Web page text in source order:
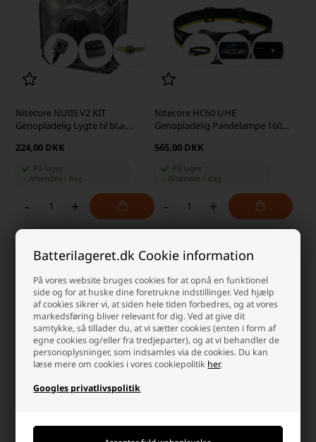
Batterilageret.dk Cookie information
På vores website bruges cookies for at opnå en funktionel
side og for at huske dine foretrukne indstillinger. Ved hjælp
af cookies sikrer vi, at siden hele tiden forbedres, og at vores
markedsføring bliver relevant for dig. Ved at give dit
samtykke, så tillader du, at vi sætter cookies (enten i form af
egne cookies og/eller fra tredjeparter), og at vi behandler de
personoplysninger, som indsamles via de cookies. Du kan
læse mere om cookies i vores cookiepolitik her.
Googles privatlivspolitik
Nitecore NU05 V2 KIT
Genopladelig Lygte til bl.a.
224,00 DKK
På lager
Afsendes i dag
- +
Nitecore HC60 UHE
Genopladelig Pandelampe 1600
565,00 DKK
På lager
Afsendes i dag
- +
Nitecore NU21 Genopladelig